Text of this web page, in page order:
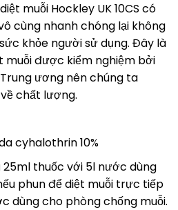
muỗi Hockley UK 10CS có
cùng nhanh chóng lại không
khỏe người sử dụng. Đây là
muỗi được kiểm nghiệm bởi
ương nên chúng ta
chất lượng.
cyhalothrin 10%
25ml thuốc với 5l nước dùng
phun để diệt muỗi trực tiếp
dùng cho phòng chống muỗi.